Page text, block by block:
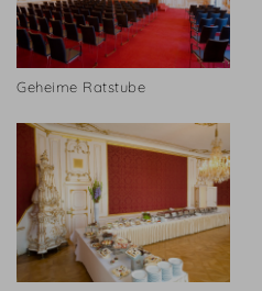
Geheime Ratstube